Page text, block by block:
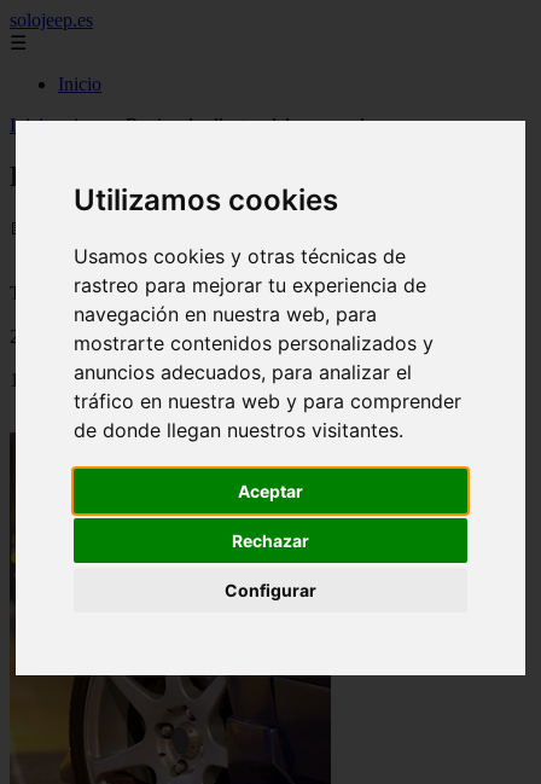
Utilizamos cookies
Usamos cookies y otras técnicas de
rastreo para mejorar tu experiencia de
navegación en nuestra web, para
mostrarte contenidos personalizados y
anuncios adecuados, para analizar el
tráfico en nuestra web y para comprender
de donde llegan nuestros visitantes.
Aceptar
Rechazar
Configurar
solojeep.es
☰
Inicio
Inicio > jeep >Revisar las llantas del carro cada mes
Revisar las llantas del carro cada mes
📅 03/09/2025
Tutoriales para el Auto
2010-10-14
1698